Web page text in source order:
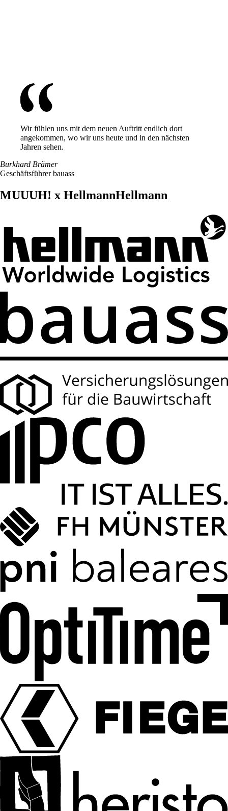
Wir fühlen uns mit dem neuen Auftritt endlich dort
angekommen, wo wir uns heute und in den nächsten
Jahren sehen.
Burkhard Brämer
Geschäftsführer bauass
MUUUH! x HellmannHellmann